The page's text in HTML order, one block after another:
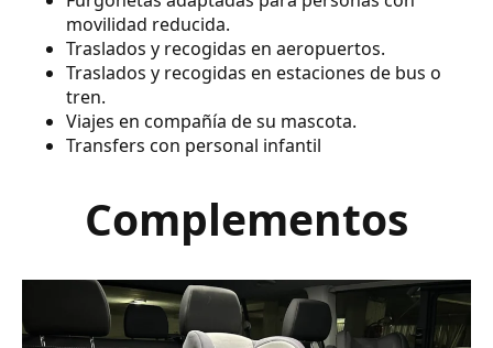
movilidad reducida.
Traslados y recogidas en aeropuertos.
Traslados y recogidas en estaciones de bus o
tren.
Viajes en compañía de su mascota.
Transfers con personal infantil
Complementos